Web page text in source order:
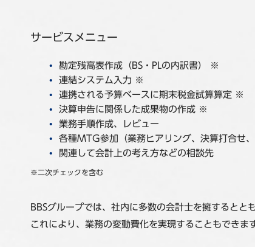
サービスメニュー
勘定残高表作成（BS・PLの内訳書） ※
連結システム入力 ※
連携される予算ベースに期末税金試算算定 ※
決算申告に関係した成果物の作成 ※
業務手順作成、レビュー
各種MTG参加（業務ヒアリング、決算打合せ、
関連して会計上の考え方などの相談先
※二次チェックを含む
BBSグループでは、社内に多数の会計士を擁するとと
これにより、業務の変動費化を実現することもできま